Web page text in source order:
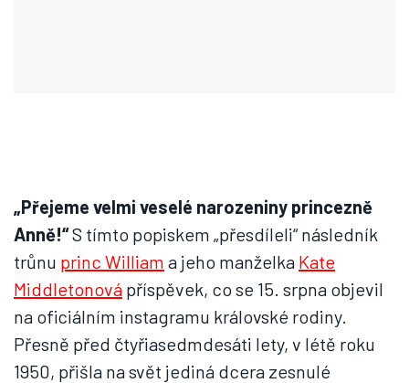
„Přejeme velmi veselé narozeniny princezně
Anně!“S tímto popiskem „přesdíleli“ následník
trůnu princ William a jeho manželka Kate
Middletonová příspěvek, co se 15. srpna objevil
na oficiálním instagramu královské rodiny.
Přesně před čtyřiasedmdesáti lety, v létě roku
1950, přišla na svět jediná dcera zesnulé